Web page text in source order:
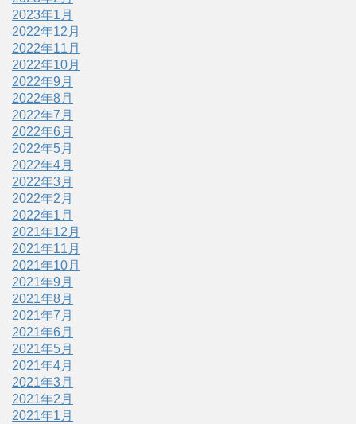
2023年1月
2022年12月
2022年11月
2022年10月
2022年9月
2022年8月
2022年7月
2022年6月
2022年5月
2022年4月
2022年3月
2022年2月
2022年1月
2021年12月
2021年11月
2021年10月
2021年9月
2021年8月
2021年7月
2021年6月
2021年5月
2021年4月
2021年3月
2021年2月
2021年1月